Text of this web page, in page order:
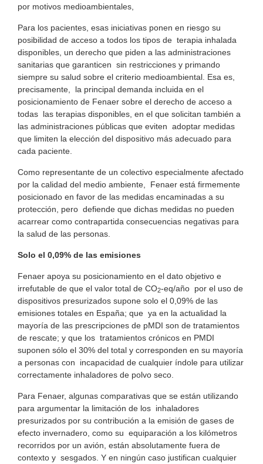
por motivos medioambientales,
Para los pacientes, esas iniciativas ponen en riesgo su
posibilidad de acceso a todos los tipos de terapia inhalada
disponibles, un derecho que piden a las administraciones
sanitarias que garanticen sin restricciones y primando
siempre su salud sobre el criterio medioambiental. Esa es,
precisamente, la principal demanda incluida en el
posicionamiento de Fenaer sobre el derecho de acceso a
todas las terapias disponibles, en el que solicitan también a
las administraciones públicas que eviten adoptar medidas
que limiten la elección del dispositivo más adecuado para
cada paciente.
Como representante de un colectivo especialmente afectado
por la calidad del medio ambiente, Fenaer está firmemente
posicionado en favor de las medidas encaminadas a su
protección, pero defiende que dichas medidas no pueden
acarrear como contrapartida consecuencias negativas para
la salud de las personas.
Solo el 0,09% de las emisiones
Fenaer apoya su posicionamiento en el dato objetivo e
irrefutable de que el valor total de CO2-eq/año por el uso de
dispositivos presurizados supone solo el 0,09% de las
emisiones totales en España; que ya en la actualidad la
mayoría de las prescripciones de pMDI son de tratamientos
de rescate; y que los tratamientos crónicos en PMDI
suponen sólo el 30% del total y corresponden en su mayoría
a personas con incapacidad de cualquier índole para utilizar
correctamente inhaladores de polvo seco.
Para Fenaer, algunas comparativas que se están utilizando
para argumentar la limitación de los inhaladores
presurizados por su contribución a la emisión de gases de
efecto invernadero, como su equiparación a los kilómetros
recorridos por un avión, están absolutamente fuera de
contexto y sesgados. Y en ningún caso justifican cualquier